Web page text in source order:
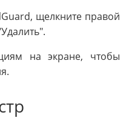
щелкните правой
на экране, чтобы